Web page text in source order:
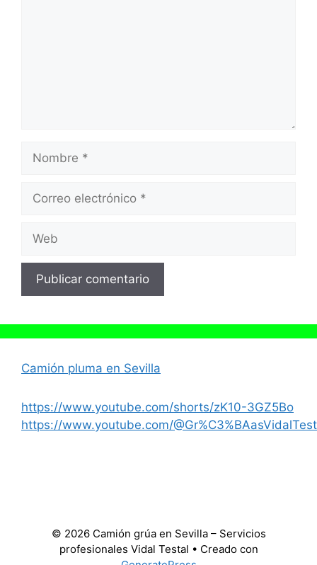
Nombre
Correo
Web
Camión pluma en Sevilla
https://www.youtube.com/shorts/zK10-3GZ5Bo
https://www.youtube.com/
© 2026 Camión grúa en Sevilla – Servicios
profesionales Vidal Testal • Creado con